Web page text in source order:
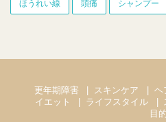
ほうれい線 頭痛 シャンプー
更年期障害 スキンケア ヘ
イエット
ライフスタイル
目